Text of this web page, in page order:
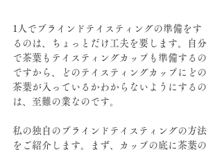
1人でブラインドテイスティングの準備をす
るのは、ちょっとだけ工夫を要します。自分
で茶葉もテイスティングカップも準備するの
ですから、どのテイスティングカップにどの
茶葉が入っているかわからないようにするの
は、至難の業なのです。
私の独自のブラインドテイスティングの方法
をご紹介します。まず、カップの底に茶葉の